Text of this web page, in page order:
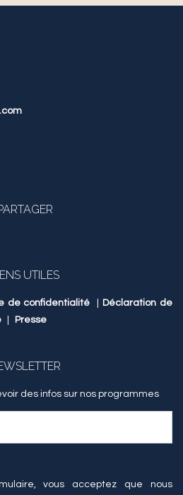
UTILES
de confidentialité
Déclaration de
Presse
des infos sur nos programmes
vous acceptez que nous